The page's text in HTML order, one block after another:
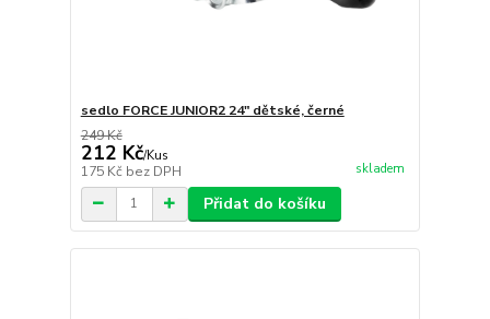
sedlo FORCE JUNIOR2 24" dětské, černé
249 Kč
212 Kč/Kus
175 Kč bez DPH skladem
Přidat do košíku